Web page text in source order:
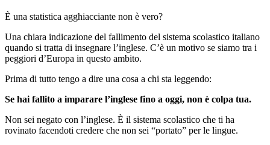
È una statistica agghiacciante non è vero?
Una chiara indicazione del fallimento del sistema scolastico italiano
quando si tratta di insegnare l’inglese. C’è un motivo se siamo tra i
peggiori d’Europa in questo ambito.
Prima di tutto tengo a dire una cosa a chi sta leggendo:
Se hai fallito a imparare l’inglese fino a oggi, non è colpa tua.
Non sei negato con l’inglese. È il sistema scolastico che ti ha
rovinato facendoti credere che non sei “portato” per le lingue.